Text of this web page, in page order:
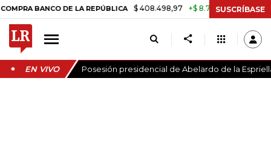
DE LA REPÚBLICA $ 408.498,97 +$ 8.753,81 +2,19% TASA
SUSCRÍBASE
EN VIVO Posesión presidencial de Abelardo de la